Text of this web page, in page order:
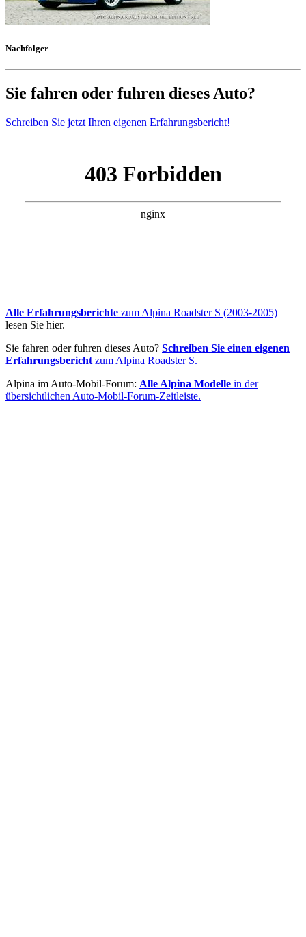
Nachfolger
Sie fahren oder fuhren dieses Auto?
Schreiben Sie jetzt Ihren eigenen Erfahrungsbericht!
Alle Erfahrungsberichte zum Alpina Roadster S (2003-2005)
lesen Sie hier.
Sie fahren oder fuhren dieses Auto? Schreiben Sie einen eigenen
Erfahrungsbericht zum Alpina Roadster S.
Alpina im Auto-Mobil-Forum: Alle Alpina Modelle in der
übersichtlichen Auto-Mobil-Forum-Zeitleiste.